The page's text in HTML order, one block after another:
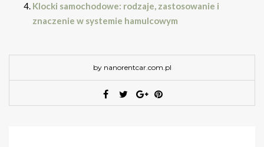
Klocki samochodowe: rodzaje, zastosowanie i
znaczenie w systemie hamulcowym
by nanorentcar.com.pl